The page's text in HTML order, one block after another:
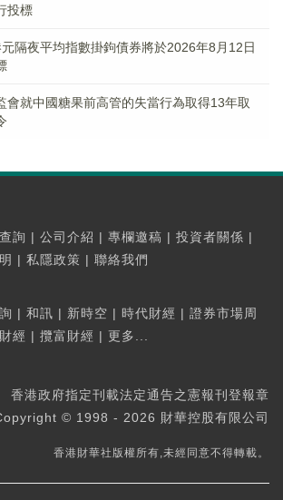
投標
隔夜平均指數掛鉤債券將於2026年8月12日
會就中國糖果前高管的失當行為取得13年取
詢 | 公司介紹 | 專欄邀稿 | 投資者關係 |
| 私隱政策 | 聯絡我們
| 和訊 | 新時空 | 時代財經 | 證券市場周
經 | 攬富財經 | 更多...
香港政府指定刊載法定通告之憲報刊登報章
© 1998 - 2026 財華控股有限公司
香港財華社版權所有,未經同意不得轉載。